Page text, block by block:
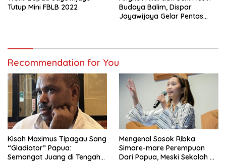
Tutup Mini FBLB 2022
Budaya Balim, Dispar
Jayawijaya Gelar Pentas
Recommendation for You
Kisah Maximus Tipagau Sang
“Gladiator” Papua:
Semangat Juang di Tengah
Mengenal Sosok Ribka
Simare-mare Perempuan
Dari Papua, Meski Sekolah di